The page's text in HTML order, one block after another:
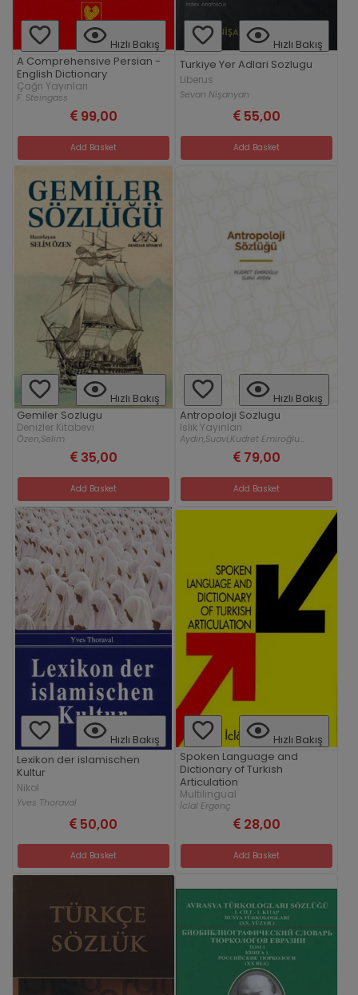
Hızlı Bakış
A Comprehensive Persian -
English Dictionary
Çağrı Yayınları
F. Steingass
99,00
Add Basket
Hızlı Bakış
Turkiye Yer Adlari Sozlugu
Liberus
Sevan Nişanyan
55,00
Add Basket
Hızlı Bakış
Gemiler Sozlugu
Denizler Kitabevi
Özen,Selim
35,00
Add Basket
Hızlı Bakış
Antropoloji Sozlugu
Islık Yayınları
Aydın,Suavi,Kudret Emiroğlu...
79,00
Add Basket
Hızlı Bakış
Lexikon der islamischen
Kultur
Nikol
Yves Thoraval
50,00
Add Basket
Hızlı Bakış
Spoken Language and
Dictionary of Turkish
Articulation
Multilingual
İclal Ergenç
28,00
Add Basket